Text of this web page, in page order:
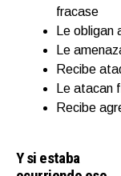
fracase
Le obligan
Le
Recibe
Le atacan
Recibe
Y si estaba